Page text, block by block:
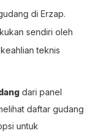
di Erzap.
sendiri oleh
teknis
dari panel
daftar gudang
untuk